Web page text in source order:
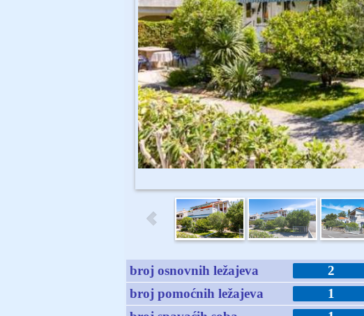
broj osnovnih ležajeva
2
broj pomoćnih ležajeva
1